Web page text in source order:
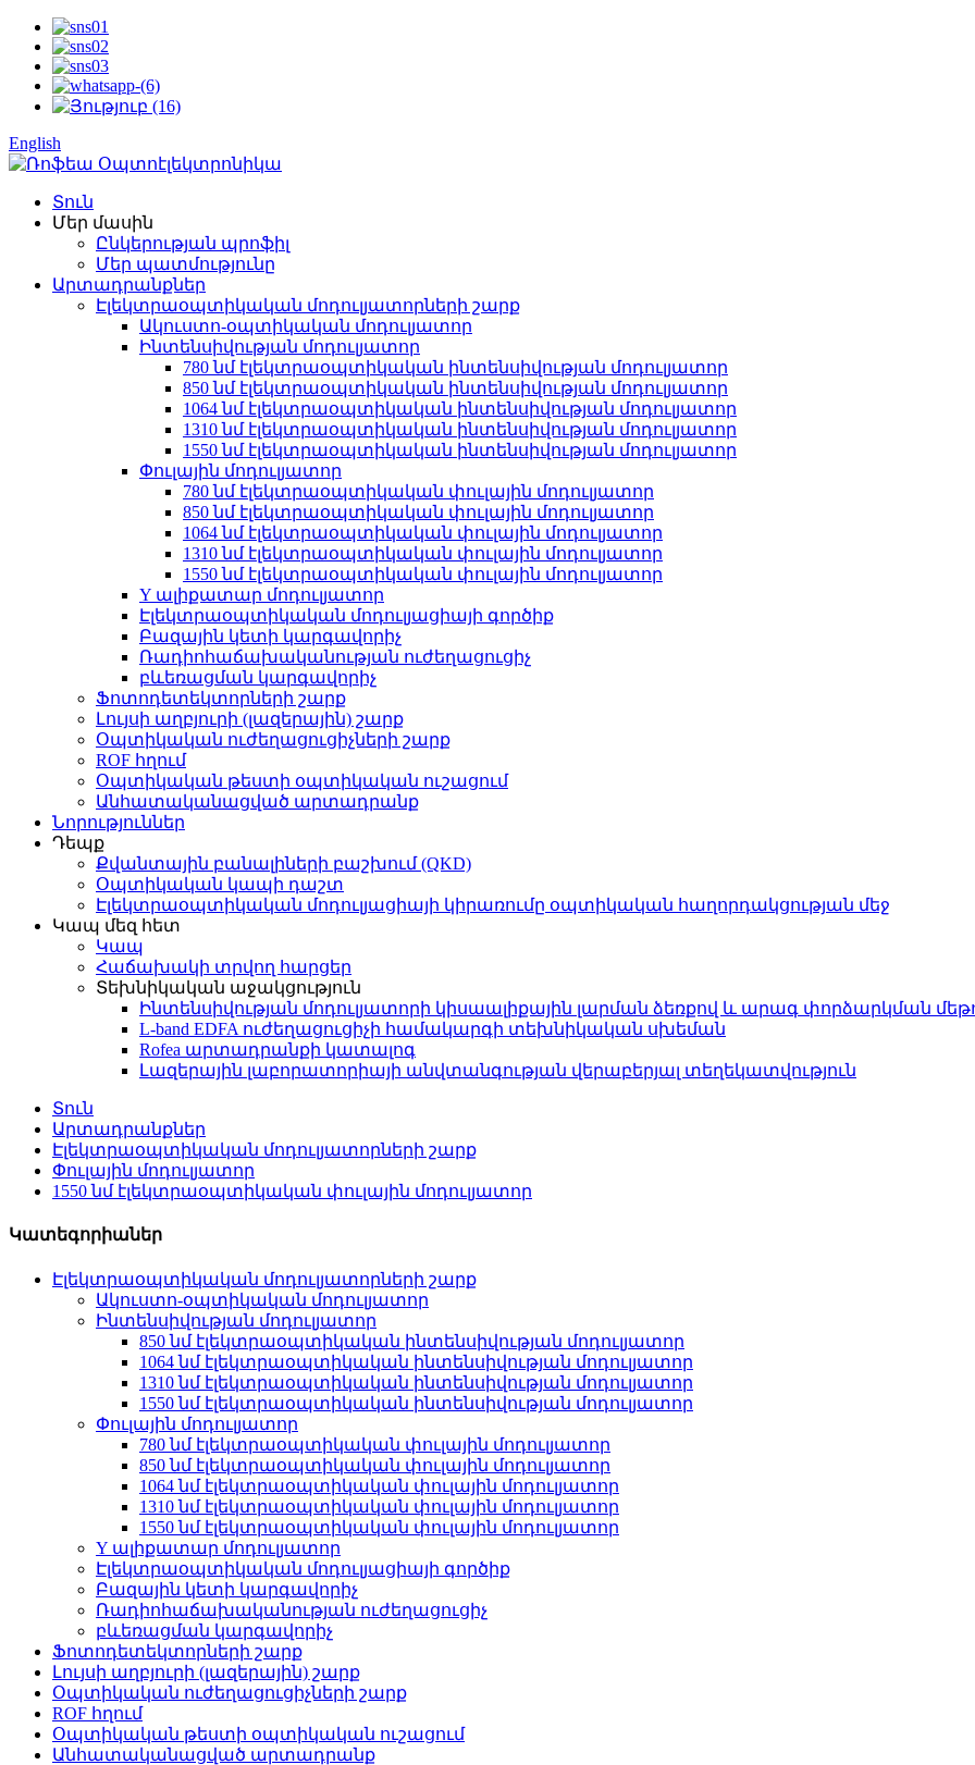
English
Տուն
Մեր մասին
Ընկերության պրոֆիլ
Մեր պատմությունը
Արտադրանքներ
Էլեկտրաօպտիկական մոդուլյատորների շարք
Ակուստո-օպտիկական մոդուլյատոր
Ինտենսիվության մոդուլյատոր
780 նմ էլեկտրաօպտիկական ինտենսիվության մոդուլյատոր
850 նմ էլեկտրաօպտիկական ինտենսիվության մոդուլյատոր
1064 նմ էլեկտրաօպտիկական ինտենսիվության մոդուլյատոր
1310 նմ էլեկտրաօպտիկական ինտենսիվության մոդուլյատոր
1550 նմ էլեկտրաօպտիկական ինտենսիվության մոդուլյատոր
Փուլային մոդուլյատոր
780 նմ էլեկտրաօպտիկական փուլային մոդուլյատոր
850 նմ էլեկտրաօպտիկական փուլային մոդուլյատոր
1064 նմ էլեկտրաօպտիկական փուլային մոդուլյատոր
1310 նմ էլեկտրաօպտիկական փուլային մոդուլյատոր
1550 նմ էլեկտրաօպտիկական փուլային մոդուլյատոր
Y ալիքատար մոդուլյատոր
Էլեկտրաօպտիկական մոդուլյացիայի գործիք
Բազային կետի կարգավորիչ
Ռադիոհաճախականության ուժեղացուցիչ
բևեռացման կարգավորիչ
Ֆոտոդետեկտորների շարք
Լույսի աղբյուրի (լազերային) շարք
Օպտիկական ուժեղացուցիչների շարք
ROF հղում
Օպտիկական թեստի օպտիկական ուշացում
Անհատականացված արտադրանք
Նորություններ
Դեպք
Քվանտային բանալիների բաշխում (QKD)
Օպտիկական կապի դաշտ
Էլեկտրաօպտիկական մոդուլյացիայի կիրառումը օպտիկական հաղորդակցության մեջ
Կապ մեզ հետ
Կապ
Հաճախակի տրվող հարցեր
Տեխնիկական աջակցություն
Ինտենսիվության մոդուլյատորի կիսաալիքային լարման ձեռքով և արագ փորձարկման
L-band EDFA ուժեղացուցիչի համակարգի տեխնիկական սխեման
Rofea արտադրանքի կատալոգ
Լազերային լաբորատորիայի անվտանգության վերաբերյալ տեղեկատվություն
Տուն
Արտադրանքներ
Էլեկտրաօպտիկական մոդուլյատորների շարք
Փուլային մոդուլյատոր
1550 նմ էլեկտրաօպտիկական փուլային մոդուլյատոր
Կատեգորիաներ
Էլեկտրաօպտիկական մոդուլյատորների շարք
Ակուստո-օպտիկական մոդուլյատոր
Ինտենսիվության մոդուլյատոր
850 նմ էլեկտրաօպտիկական ինտենսիվության մոդուլյատոր
1064 նմ էլեկտրաօպտիկական ինտենսիվության մոդուլյատոր
1310 նմ էլեկտրաօպտիկական ինտենսիվության մոդուլյատոր
1550 նմ էլեկտրաօպտիկական ինտենսիվության մոդուլյատոր
Փուլային մոդուլյատոր
780 նմ էլեկտրաօպտիկական փուլային մոդուլյատոր
850 նմ էլեկտրաօպտիկական փուլային մոդուլյատոր
1064 նմ էլեկտրաօպտիկական փուլային մոդուլյատոր
1310 նմ էլեկտրաօպտիկական փուլային մոդուլյատոր
1550 նմ էլեկտրաօպտիկական փուլային մոդուլյատոր
Y ալիքատար մոդուլյատոր
Էլեկտրաօպտիկական մոդուլյացիայի գործիք
Բազային կետի կարգավորիչ
Ռադիոհաճախականության ուժեղացուցիչ
բևեռացման կարգավորիչ
Ֆոտոդետեկտորների շարք
Լույսի աղբյուրի (լազերային) շարք
Օպտիկական ուժեղացուցիչների շարք
ROF հղում
Օպտիկական թեստի օպտիկական ուշացում
Անհատականացված արտադրանք